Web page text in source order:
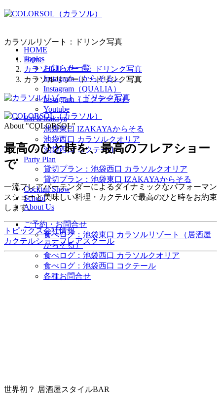
HOME
Topics
お知らせ一覧
Instagram（からそる）
Instagram（QUALIA）
Instagram（コクテール）
Youtube
Bar＆Izakaya
池袋東口 IZAKAYAからそる
池袋西口 カラソルクオリア
池袋西口 コクテール
Party Plan
貸切プラン：池袋西口 カラソルクオリア
貸切プラン：池袋東口 IZAKAYAからそる
Cocktail Show
School
About Us
ご予約・お問合せ
食べログ：池袋東口 カラソルリゾート（居酒屋
からそる）
食べログ：池袋西口 カラソルクオリア
食べログ：池袋西口 コクテール
各種お問合せ
カラソルリゾート：ドリンク写真
Home
カラソルリゾート：ドリンク写真
カラソルリゾート：ドリンク写真
About "COLORSOL"
最高のひと時を、最高のフレアショー
で
一流フレアバーテンダーによるダイナミックなパフォーマン
スショーと美味しい料理・カクテルで最高のひと時をお約束
します。
トピックス会社情報
カクテルショーフレアスクール
世界初？ 居酒屋スタイルBAR